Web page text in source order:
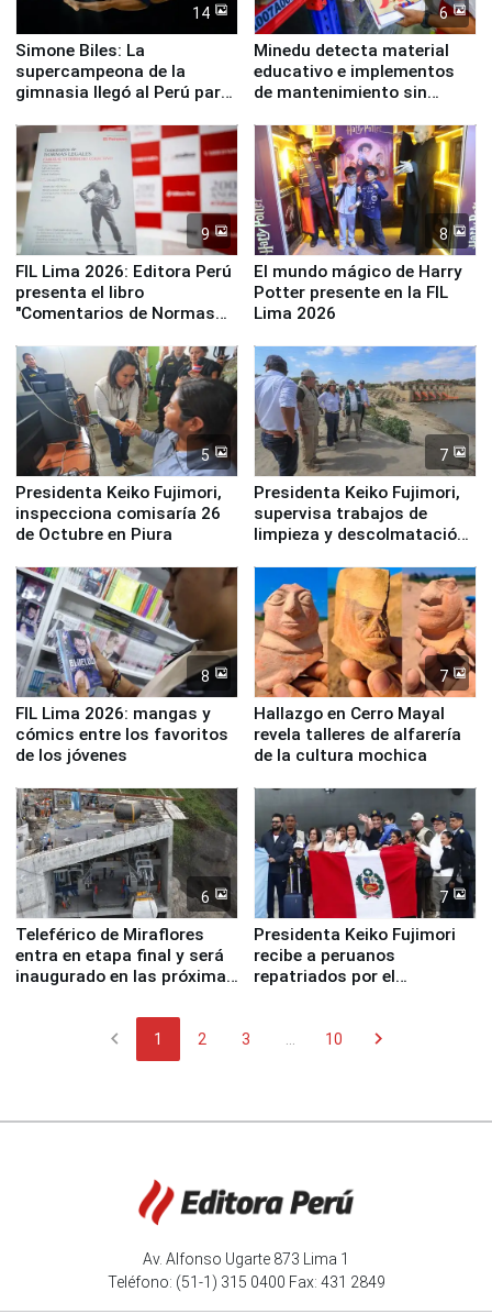
14
Simone Biles: La
supercampeona de la
gimnasia llegó al Perú para
Panamericanos Lima 2027
6
Minedu detecta material
educativo e implementos
de mantenimiento sin
la UGEL 2
9
FIL Lima 2026: Editora Perú
presenta el libro
"Comentarios de Normas
Derecho Colectivo"
8
El mundo mágico de Harry
Potter presente en la FIL
Lima 2026
5
Presidenta Keiko Fujimori,
inspecciona comisaría 26
de Octubre en Piura
7
Presidenta Keiko Fujimori,
supervisa trabajos de
limpieza y descolmatación
8
FIL Lima 2026: mangas y
cómics entre los favoritos
de los jóvenes
7
Hallazgo en Cerro Mayal
revela talleres de alfarería
de la cultura mochica
6
Teleférico de Miraflores
entra en etapa final y será
inaugurado en las próximas
7
Presidenta Keiko Fujimori
recibe a peruanos
repatriados por el
chevron_left 1 2 3 ... 10 chevron_right
Av. Alfonso Ugarte 873 Lima 1
Teléfono: (51-1) 315 0400 Fax: 431 2849